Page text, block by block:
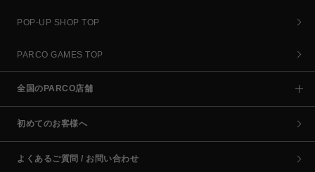
POP-UP SHOP TOP
PARCO GAMES TOP
全国のPARCO店舗
初めてのお客様へ
よくあるご質問 / お問い合わせ